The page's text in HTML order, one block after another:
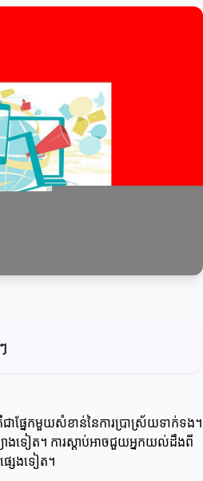
ាផ្នែកមួយសំខាន់នៃការប្រាស្រ័យទាក់ទង។
ម៉្យាងទៀត។ ការស្ដាប់អាចជួយអ្នកយល់ដឹងពី
េងទៀត។